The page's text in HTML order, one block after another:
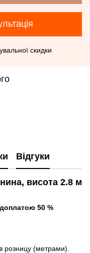
скидки
Відгуки
висота 2.8 м
50 %
розницу (метрами).